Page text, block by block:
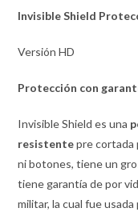
Invisible Shield
Versión HD
Protección con
Invisible Shield es una
resistentepre cortada
ni botones, tiene un
tiene garantía de por
militar, la cual fue